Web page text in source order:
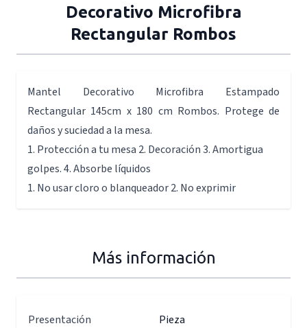
Decorativo Microfibra
Rectangular Rombos
Mantel Decorativo Microfibra Estampado
Rectangular 145cm x 180 cm Rombos. Protege de
daños y suciedad a la mesa.
1. Protección a tu mesa 2. Decoración 3. Amortigua
golpes. 4. Absorbe líquidos
1. No usar cloro o blanqueador 2. No exprimir
Más información
Presentación
Pieza